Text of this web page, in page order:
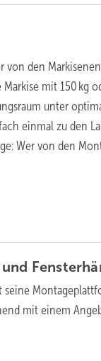
von den
mit 150 kg
unter
einmal zu den
Wer von den
mit einem